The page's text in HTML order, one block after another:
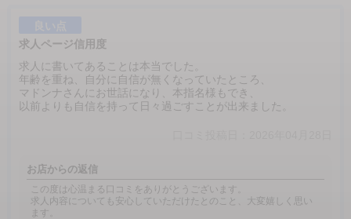
求人ページ信用度
求人に書いてあることは本当でした。
年齢を重ね、自分に自信が無くなっていたところ、
マドンナさんにお世話になり、本指名様もでき、
以前よりも自信を持って日々過ごすことが出来ました。
お店からの返信
この度は心温まる口コミをありがとうございます。
求人内容についても安心していただけたとのこと、大変嬉しく思い
ます。